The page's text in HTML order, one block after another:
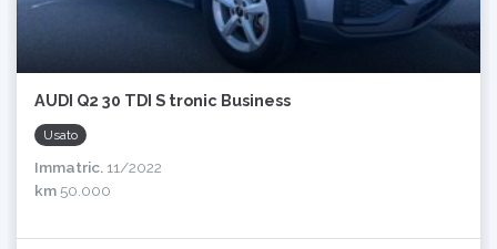
AUDI Q2 30 TDI S tronic Business
Usato
Immatric. 11/2022
km 50.000